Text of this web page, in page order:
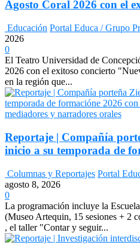
Agosto Coral 2026 con el
Educación Portal Educa / Grupo
2026
0
El Teatro Universidad de
2026 con el exitoso concierto
en la región que...
Reportaje | Compañía
inicio a su temporada de
Columnas y Reportajes Portal
agosto 8, 2026
0
La programación incluye la
(Museo Artequin, 15 sesiones + 2
, el taller "Contar y seguir...